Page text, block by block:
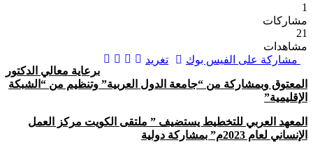
1
مشاركات
21
مشاهدات
مشاركة على الفيس بوك
تغريد
برعاية معالي الدكتور
المعتوق وبمشاركة من “جامعة الدول العربية” وتنظيم من “الشبكة
الإقليمية”
المعهد العربي للتخطيط يستضيف ” ملتقى الكويت مركز العمل
الإنساني لعام 2023م” بمشاركة دولية